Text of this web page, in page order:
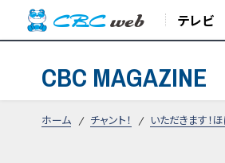
テレビ
CBC MAGAZINE
ホーム チャント！ いただきます！